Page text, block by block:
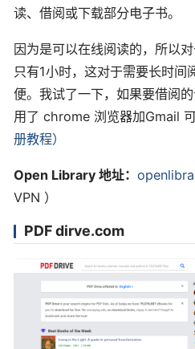
读、借阅或下载部分电子书。
因为是可以在线阅读的，所以
只有1小时，这对于需要长时间
便。我试了一下，如果要借阅
用了 chrome 浏览器加Gmail 可
册教程）
Open Library 地址：
VPN ）
PDF dirve.com